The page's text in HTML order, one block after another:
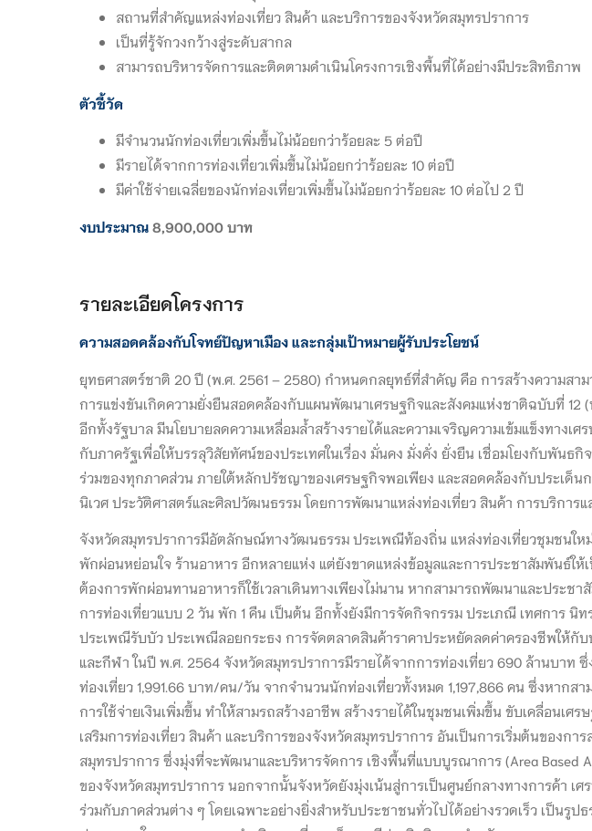
สถานที่สำคัญแหล่งท่องเที่ยว สินค้า และบริการของจังหวัดสมุทรปราการ
เป็นที่รู้จักวงกว้างสู่ระดับสากล
สามารถบริหารจัดการและติดตามดำเนินโครงการเชิงพื้นที่ได้อย่างมีประสิทธิภาพ
ตัวชี้วัด
มีจำนวนนักท่องเที่ยวเพิ่มขึ้นไม่น้อยกว่าร้อยละ 5 ต่อปี
มีรายได้จากการท่องเที่ยวเพิ่มขึ้นไม่น้อยกว่าร้อยละ 10 ต่อปี
มีค่าใช้จ่ายเฉลี่ยของนักท่องเที่ยวเพิ่มขึ้นไม่น้อยกว่าร้อยละ 10 ต่อไป 2 ปี
งบประมาณ 8,900,000 บาท
รายละเอียดโครงการ
ความสอดคล้องกับโจทย์ปัญหาเมือง และกลุ่มเป้าหมายผู้รับประโยชน์
ยุทธศาสตร์ชาติ 20 ปี (พ.ศ. 2561 – 2580) กำหนดกลยุทธ์ที่สำคัญ คือ การสร้างความสา
การแข่งขันเกิดความยั่งยืนสอดคล้องกับแผนพัฒนาเศรษฐกิจและสังคมแห่งชาติฉบับที่ 12
อีกทั้งรัฐบาล มีนโยบายลดความเหลื่อมล้ำสร้างรายได้และความเจริญความเข้มแข็งทางเ
กับภาครัฐเพื่อให้บรรลุวิสัยทัศน์ของประเทศในเรื่อง มั่นคง มั่งคั่ง ยั่งยืน เชื่อมโยงกับพันธ
ร่วมของทุกภาคส่วน ภายใต้หลักปรัชญาของเศรษฐกิจพอเพียง และสอดคล้องกับประเด็
นิเวศ ประวัติศาสตร์และศิลปวัฒนธรรม โดยการพัฒนาแหล่งท่องเที่ยว สินค้า การบริการ
จังหวัดสมุทรปราการมีอัตลักษณ์ทางวัฒนธรรม ประเพณีท้องถิ่น แหล่งท่องเที่ยวชุมชน
พักผ่อนหย่อนใจ ร้านอาหาร อีกหลายแห่ง แต่ยังขาดแหล่งข้อมูลและการประชาสัมพันธ์
ต้องการพักผ่อนทานอาหารก็ใช้เวลาเดินทางเพียงไม่นาน หากสามารถพัฒนาและประชา
การท่องเที่ยวแบบ 2 วัน พัก 1 คืน เป็นต้น อีกทั้งยังมีการจัดกิจกรรม ประเภณี เทศการ
ประเพณีรับบัว ประเพณีลอยกระธง การจัดตลาดสินค้าราคาประหยัดลดค่าครองชีพให้กั
และกีฬา ในปี พ.ศ. 2564 จังหวัดสมุทรปราการมีรายได้จากการท่องเที่ยว 690 ล้านบาท
ท่องเที่ยว 1,991.66 บาท/คน/วัน จากจำนวนนักท่องเที่ยวทั้งหมด 1,197,866 คน ซึ่งหาก
การใช้จ่ายเงินเพิ่มขึ้น ทำให้สามรถสร้างอาชีพ สร้างรายได้ในชุมชนเพิ่มขึ้น ขับเคลื่อนเ
เสริมการท่องเที่ยว สินค้า และบริการของจังหวัดสมุทรปราการ อันเป็นการเริ่มต้นของก
สมุทรปราการ ซึ่งมุ่งที่จะพัฒนาและบริหารจัดการ เชิงพื้นที่แบบบูรณาการ (Area Based
ของจังหวัดสมุทรปราการ นอกจากนั้นจังหวัดยังมุ่งเน้นสู่การเป็นศูนย์กลางทางการค้า
ร่วมกับภาคส่วนต่าง ๆ โดยเฉพาะอย่างยิ่งสำหรับประชาชนทั่วไปได้อย่างรวดเร็ว เป็นรู